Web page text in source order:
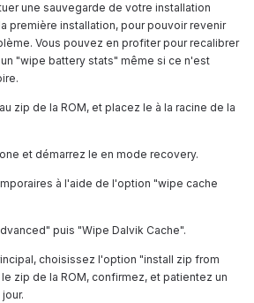
une sauvegarde de votre installation
première installation, pour pouvoir revenir
Vous pouvez en profiter pour recalibrer
"wipe battery stats" même si ce n'est
zip de la ROM, et placez le à la racine de la
et démarrez le en mode recovery.
à l'aide de l'option "wipe cache
puis "Wipe Dalvik Cache".
choisissez l'option "install zip from
zip de la ROM, confirmez, et patientez un